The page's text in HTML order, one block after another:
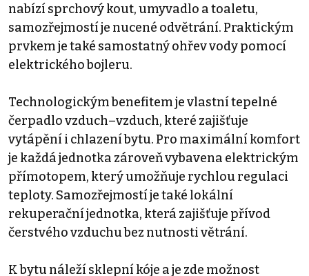
nabízí sprchový kout, umyvadlo a toaletu,
samozřejmostí je nucené odvětrání. Praktickým
prvkem je také samostatný ohřev vody pomocí
elektrického bojleru.
Technologickým benefitem je vlastní tepelné
čerpadlo vzduch–vzduch, které zajišťuje
vytápění i chlazení bytu. Pro maximální komfort
je každá jednotka zároveň vybavena elektrickým
přímotopem, který umožňuje rychlou regulaci
teploty. Samozřejmostí je také lokální
rekuperační jednotka, která zajišťuje přívod
čerstvého vzduchu bez nutnosti větrání.
K bytu náleží sklepní kóje a je zde možnost